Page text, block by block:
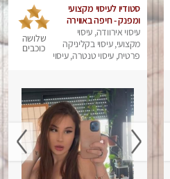
סטודיו לעיסוי מקצועי
ומפנק - חיפה באווירה
נעימה ושקטה
עיסוי אירוודה, עיסוי
מקצועי, עיסוי בקליניקה
פרטית, עיסוי טנטרה, עיסוי
שלושה
כוכבים